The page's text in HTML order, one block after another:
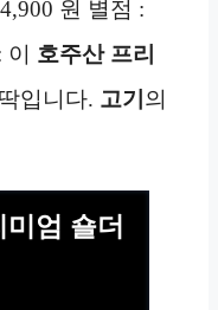
원 별점 :
호주산 프리
입니다. 고기 의
엄 숄더